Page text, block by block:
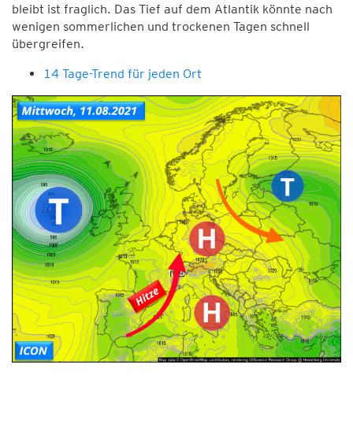
bleibt ist fraglich. Das Tief auf dem Atlantik könnte nach
wenigen sommerlichen und trockenen Tagen schnell
übergreifen.
14 Tage-Trend für jeden Ort